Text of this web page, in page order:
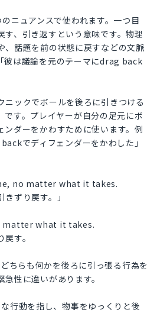
ニュアンスで使われます。一つ目
す、引き返すという意味です。物理
、話題を前の状態に戻すなどの文脈
彼は議論を元のテーマにdrag back
ニックでボールを後ろに引きつける
す。プレイヤーが自分の足元にボ
ンダーをかわすために使います。例
でディフェンダーをかわした」
no matter what it takes.
きずり戻す。」
matter what it takes.
す。
ちらも何かを後ろに引っ張る行為を
性に違いがあります。
行動を指し、物事をゆっくりと後